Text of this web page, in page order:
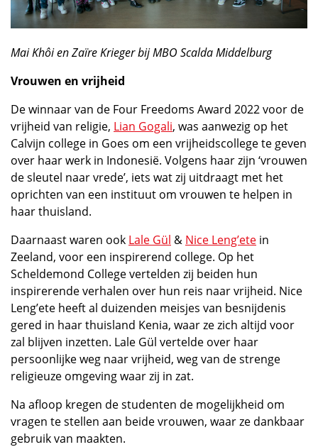
Mai Khôi en Zaïre Krieger bij MBO Scalda Middelburg
Vrouwen en vrijheid
De winnaar van de Four Freedoms Award 2022 voor de
vrijheid van religie, Lian Gogali, was aanwezig op het
Calvijn college in Goes om een vrijheidscollege te geven
over haar werk in Indonesië. Volgens haar zijn ‘vrouwen
de sleutel naar vrede’, iets wat zij uitdraagt met het
oprichten van een instituut om vrouwen te helpen in
haar thuisland.
Daarnaast waren ook Lale Gül & Nice Leng’ete in
Zeeland, voor een inspirerend college. Op het
Scheldemond College vertelden zij beiden hun
inspirerende verhalen over hun reis naar vrijheid. Nice
Leng’ete heeft al duizenden meisjes van besnijdenis
gered in haar thuisland Kenia, waar ze zich altijd voor
zal blijven inzetten. Lale Gül vertelde over haar
persoonlijke weg naar vrijheid, weg van de strenge
religieuze omgeving waar zij in zat.
Na afloop kregen de studenten de mogelijkheid om
vragen te stellen aan beide vrouwen, waar ze dankbaar
gebruik van maakten.